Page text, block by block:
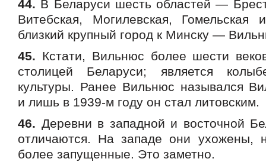
44. В Беларуси шесть областей —
Витебская, Могилевская,
близкий крупный город к Минску —
45. Кстати, Вильнюс более шести
столицей Беларуси; является
культуры. Ранее Вильнюс назывался
и лишь в 1939-м году он стал литовским.
46. Деревни в западной и восточной
отличаются. На западе они ухожены,
более запущенные. Это заметно.